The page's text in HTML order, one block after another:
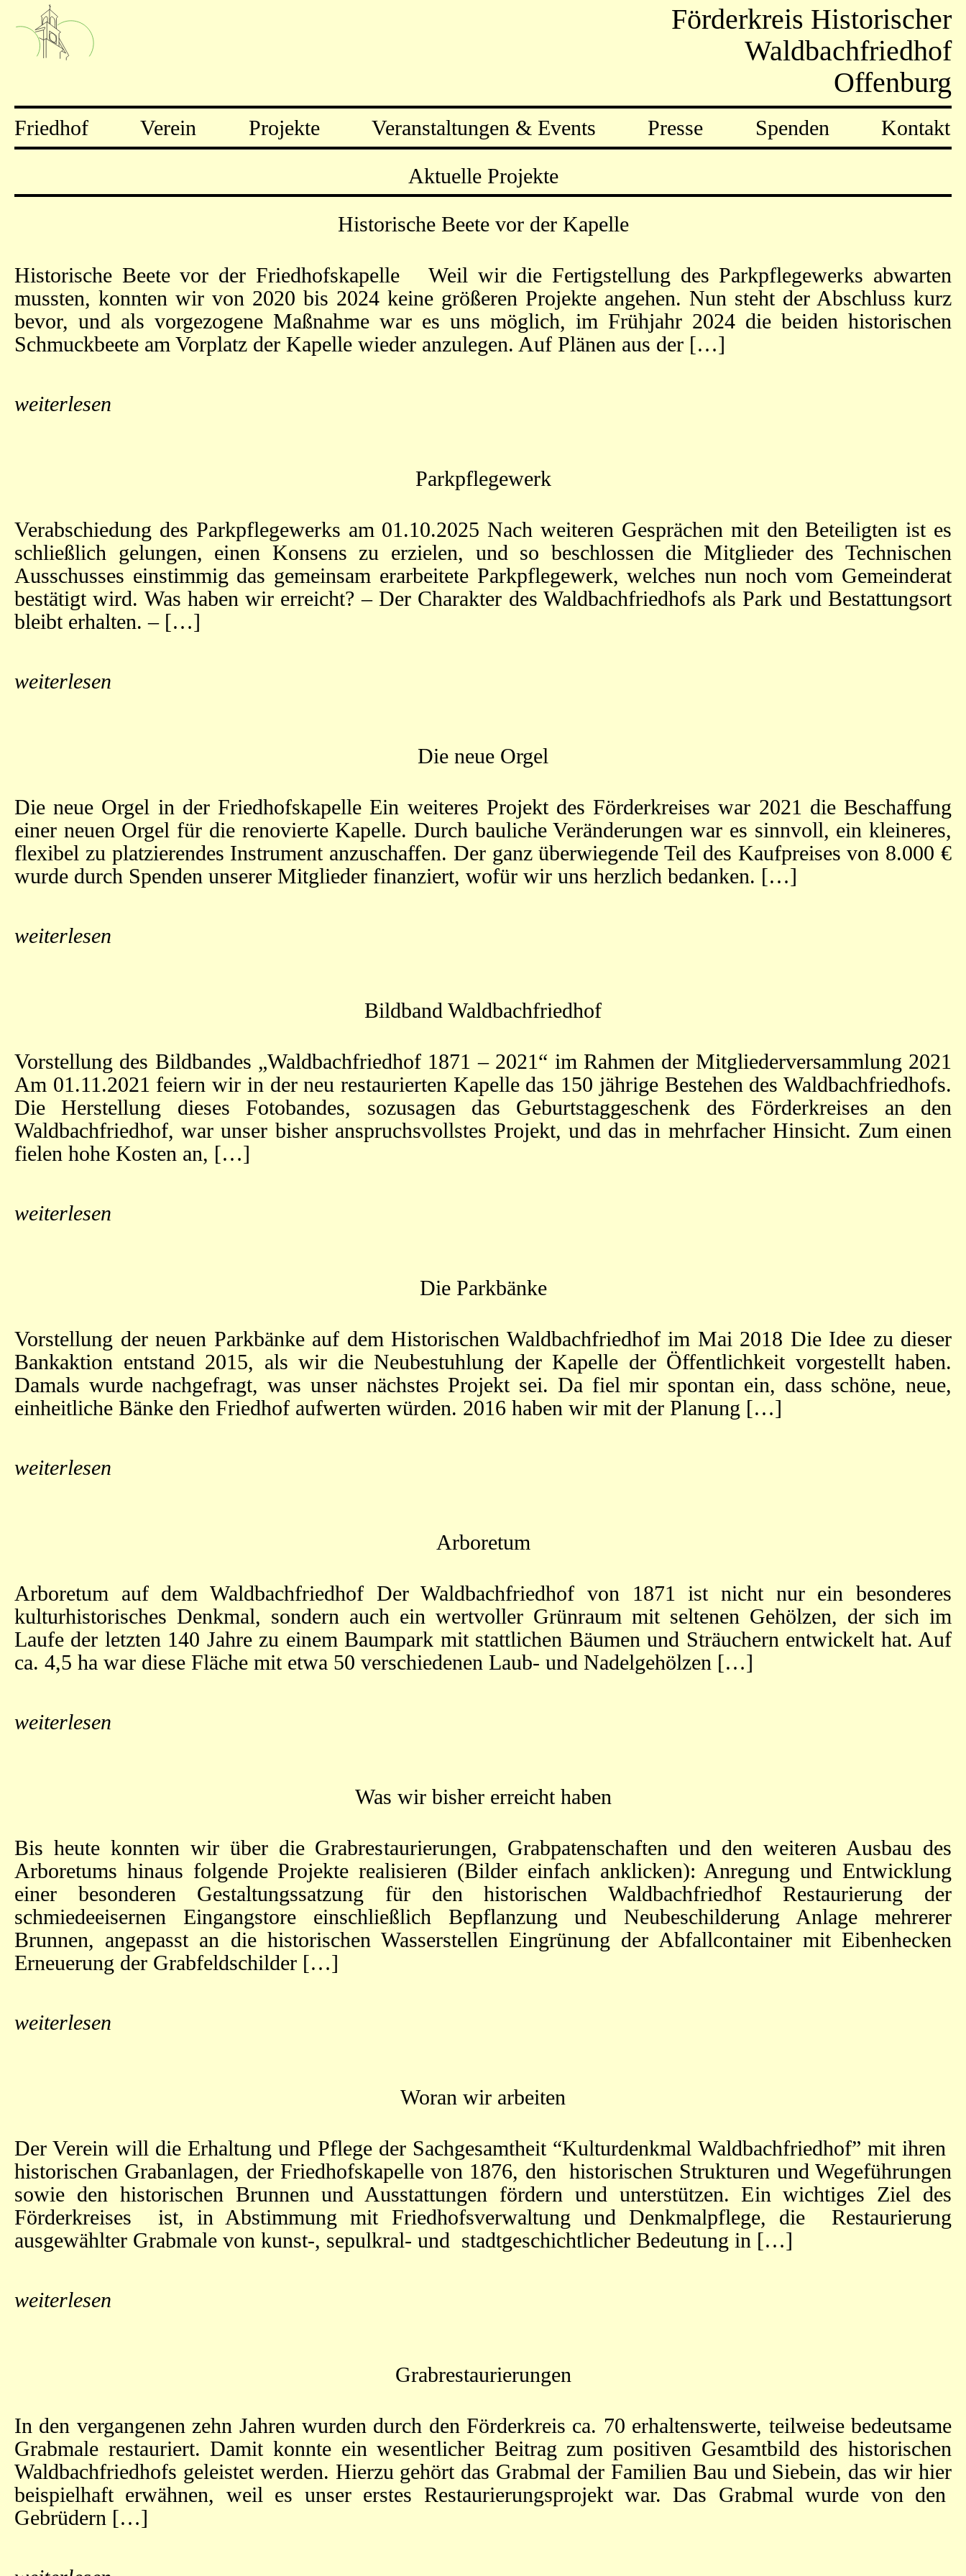
Förderkreis Historischer
Waldbachfriedhof
Offenburg
Friedhof Verein Projekte Veranstaltungen & Events Presse Spenden Kontakt
Aktuelle Projekte
Historische Beete vor der Kapelle
Historische Beete vor der Friedhofskapelle Weil wir die Fertigstellung des Parkpflegewerks abwarten
mussten, konnten wir von 2020 bis 2024 keine größeren Projekte angehen. Nun steht der Abschluss kurz
bevor, und als vorgezogene Maßnahme war es uns möglich, im Frühjahr 2024 die beiden historischen
Schmuckbeete am Vorplatz der Kapelle wieder anzulegen. Auf Plänen aus der […]
weiterlesen
Parkpflegewerk
Verabschiedung des Parkpflegewerks am 01.10.2025 Nach weiteren Gesprächen mit den Beteiligten ist es
schließlich gelungen, einen Konsens zu erzielen, und so beschlossen die Mitglieder des Technischen
Ausschusses einstimmig das gemeinsam erarbeitete Parkpflegewerk, welches nun noch vom Gemeinderat
bestätigt wird. Was haben wir erreicht? – Der Charakter des Waldbachfriedhofs als Park und Bestattungsort
bleibt erhalten. – […]
weiterlesen
Die neue Orgel
Die neue Orgel in der Friedhofskapelle Ein weiteres Projekt des Förderkreises war 2021 die Beschaffung
einer neuen Orgel für die renovierte Kapelle. Durch bauliche Veränderungen war es sinnvoll, ein kleineres,
flexibel zu platzierendes Instrument anzuschaffen. Der ganz überwiegende Teil des Kaufpreises von 8.000 €
wurde durch Spenden unserer Mitglieder finanziert, wofür wir uns herzlich bedanken. […]
weiterlesen
Bildband Waldbachfriedhof
Vorstellung des Bildbandes „Waldbachfriedhof 1871 – 2021“ im Rahmen der Mitgliederversammlung 2021
Am 01.11.2021 feiern wir in der neu restaurierten Kapelle das 150 jährige Bestehen des Waldbachfriedhofs.
Die Herstellung dieses Fotobandes, sozusagen das Geburtstaggeschenk des Förderkreises an den
Waldbachfriedhof, war unser bisher anspruchsvollstes Projekt, und das in mehrfacher Hinsicht. Zum einen
fielen hohe Kosten an, […]
weiterlesen
Die Parkbänke
Vorstellung der neuen Parkbänke auf dem Historischen Waldbachfriedhof im Mai 2018 Die Idee zu dieser
Bankaktion entstand 2015, als wir die Neubestuhlung der Kapelle der Öffentlichkeit vorgestellt haben.
Damals wurde nachgefragt, was unser nächstes Projekt sei. Da fiel mir spontan ein, dass schöne, neue,
einheitliche Bänke den Friedhof aufwerten würden. 2016 haben wir mit der Planung […]
weiterlesen
Arboretum
Arboretum auf dem Waldbachfriedhof Der Waldbachfriedhof von 1871 ist nicht nur ein besonderes
kulturhistorisches Denkmal, sondern auch ein wertvoller Grünraum mit seltenen Gehölzen, der sich im
Laufe der letzten 140 Jahre zu einem Baumpark mit stattlichen Bäumen und Sträuchern entwickelt hat. Auf
ca. 4,5 ha war diese Fläche mit etwa 50 verschiedenen Laub- und Nadelgehölzen […]
weiterlesen
Was wir bisher erreicht haben
Bis heute konnten wir über die Grabrestaurierungen, Grabpatenschaften und den weiteren Ausbau des
Arboretums hinaus folgende Projekte realisieren (Bilder einfach anklicken): Anregung und Entwicklung
einer besonderen Gestaltungssatzung für den historischen Waldbachfriedhof Restaurierung der
schmiedeeisernen Eingangstore einschließlich Bepflanzung und Neubeschilderung Anlage mehrerer
Brunnen, angepasst an die historischen Wasserstellen Eingrünung der Abfallcontainer mit Eibenhecken
Erneuerung der Grabfeldschilder […]
weiterlesen
Woran wir arbeiten
Der Verein will die Erhaltung und Pflege der Sachgesamtheit “Kulturdenkmal Waldbachfriedhof” mit ihren
historischen Grabanlagen, der Friedhofskapelle von 1876, den historischen Strukturen und Wegeführungen
sowie den historischen Brunnen und Ausstattungen fördern und unterstützen. Ein wichtiges Ziel des
Förderkreises ist, in Abstimmung mit Friedhofsverwaltung und Denkmalpflege, die Restaurierung
ausgewählter Grabmale von kunst-, sepulkral- und stadtgeschichtlicher Bedeutung in […]
weiterlesen
Grabrestaurierungen
In den vergangenen zehn Jahren wurden durch den Förderkreis ca. 70 erhaltenswerte, teilweise bedeutsame
Grabmale restauriert. Damit konnte ein wesentlicher Beitrag zum positiven Gesamtbild des historischen
Waldbachfriedhofs geleistet werden. Hierzu gehört das Grabmal der Familien Bau und Siebein, das wir hier
beispielhaft erwähnen, weil es unser erstes Restaurierungsprojekt war. Das Grabmal wurde von den
Gebrüdern […]